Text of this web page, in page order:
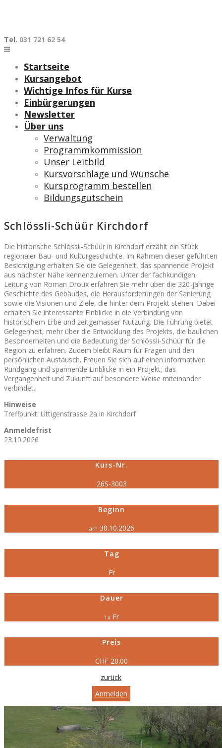
Tel. 031 721 62 54
Startseite
Kursangebot
Wichtige Infos für Kurse
Einbürgerungen
Newsletter
Über uns
Verwaltung
Programmkommission
Unser Leitbild
Kursvorschläge und Wünsche
Kursprogramm bestellen
Bildungsgutschein
Schlössli-Schüür Kirchdorf
Die historische Schlössli-Schüür in Kirchdorf erzählt ein Stück
regionaler Bau- und Kulturgeschichte. Im Rahmen dieser geführten
Besichtigung erhalten Sie die Gelegenheit, das spannende Projekt
aus nächster Nähe kennenzulernen. Unter der fachkundigen
Leitung von Roman Droux erfahren Sie mehr über die 320-jährige
Geschichte des Gebäudes, die Herausforderungen der Sanierung
sowie die Visionen und Ziele, die hinter dem Projekt stehen. Dabei
erhalten Sie interessante Einblicke in die Verbindung von
historischem Erbe und zeitgemässer Nutzung. Die Führung bietet
Gelegenheit, mehr über die Entwicklung des Projekts, die baulichen
Besonderheiten und die Bedeutung der Schlössli-Schüür für die
Region zu erfahren. Zudem bleibt Raum für Fragen und den
persönlichen Austausch. Freuen Sie sich auf einen informativen
Rundgang und spannende Einblicke in ein Projekt, das
Vergangenheit und Zukunft auf besondere Weise miteinander
verbindet.
Hinweise
Treffpunkt: Uttigenstrasse 2a in Kirchdorf
Anmeldefrist
23.10.2026
Kurs-Nr.
26S-3003
Beginn
am 30.10.2026
Tag
Fr
Dauer
1x Fr
Preis
CHF 20.00
zurück
Anmelden